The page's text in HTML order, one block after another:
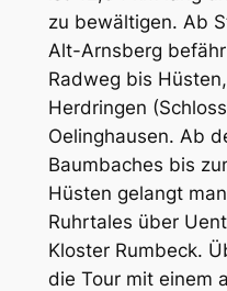
zu bewältigen. Ab
Alt-Arnsberg
Radweg bis
Herdringen
Oelinghausen. Ab
Baumbaches bis
Hüsten gelangt
Ruhrtales über
Kloster Rumbeck.
die Tour mit einem